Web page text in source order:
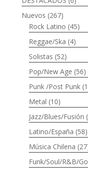
Nuevos (267)
Rock Latino (45)
Reggae/Ska (4)
Solistas (52)
Pop/New Age (56)
Punk /Post Punk
Metal (10)
Jazz/Blues/Fusión
Latino/España (58)
Música Chilena
Funk/Soul/R&B/